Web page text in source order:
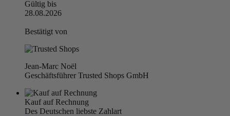
Gültig bis
28.08.2026
Bestätigt von
Jean-Marc Noël
Geschäftsführer Trusted Shops GmbH
Kauf auf Rechnung
Des Deutschen liebste Zahlart